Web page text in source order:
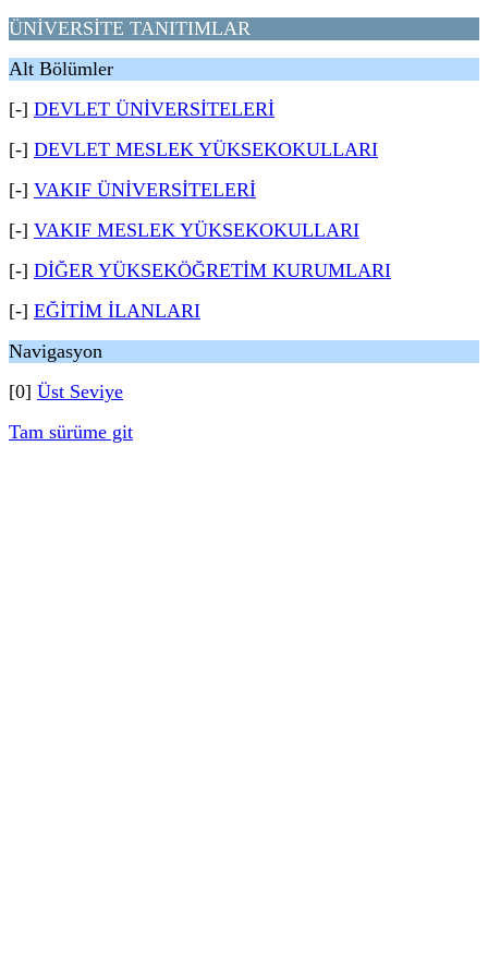
ÜNİVERSİTE TANITIMLAR
Alt Bölümler
[-] DEVLET ÜNİVERSİTELERİ
[-] DEVLET MESLEK YÜKSEKOKULLARI
[-] VAKIF ÜNİVERSİTELERİ
[-] VAKIF MESLEK YÜKSEKOKULLARI
[-] DİĞER YÜKSEKÖĞRETİM KURUMLARI
[-] EĞİTİM İLANLARI
Navigasyon
[0] Üst Seviye
Tam sürüme git